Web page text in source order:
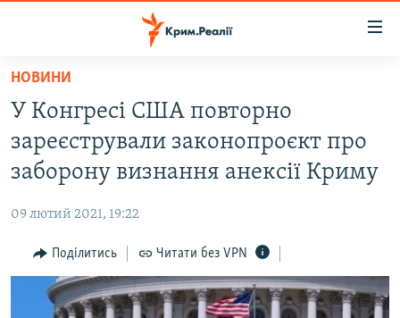
Перейти
основного
матеріалу
Перейти
до
основної
Перейти
до
пошуку
ВОДА.КРИМ
ВІДЕО ТА ФОТО
БЛОГИ
ПОГЛЯД
ІНТЕРВ'Ю
НОВИНИ
У Конгресі США повторно
зареєстрували законопроєкт про
заборону визнання анексії Криму
09 лютий 2021, 19:22
Поділитись Читати без VPN